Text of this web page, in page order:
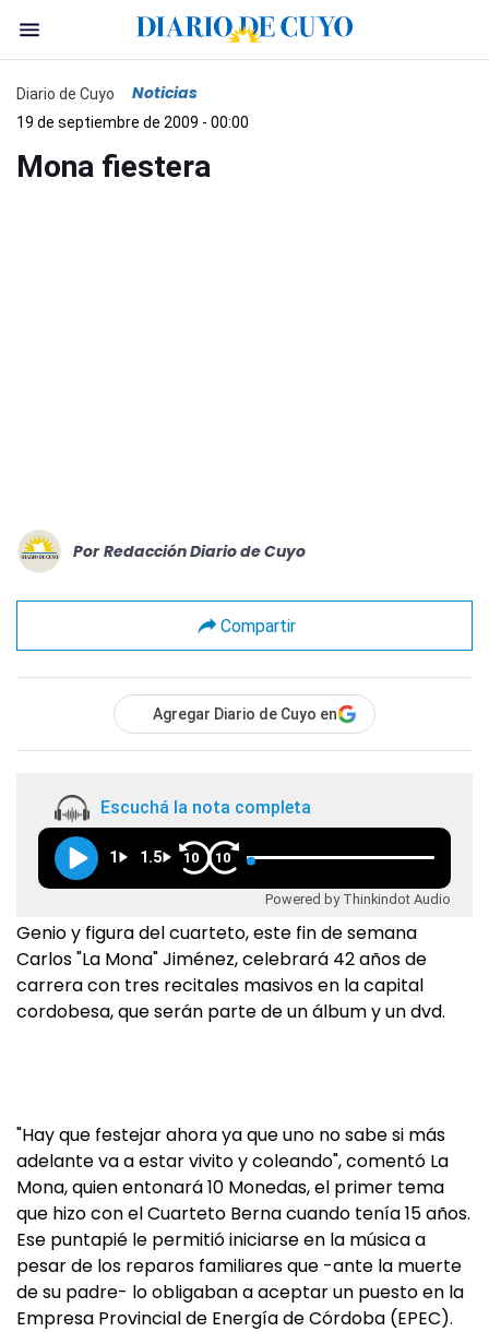
Diario de Cuyo Noticias
19 de septiembre de 2009 - 00:00
Mona fiestera
Por Redacción Diario de Cuyo
Compartir
Agregar Diario de Cuyo en
Escuchá la nota completa
1 1.5 10 10
Powered by Thinkindot Audio
Genio y figura del cuarteto, este fin de semana
Carlos "La Mona" Jiménez, celebrará 42 años de
carrera con tres recitales masivos en la capital
cordobesa, que serán parte de un álbum y un dvd.
"Hay que festejar ahora ya que uno no sabe si más
adelante va a estar vivito y coleando", comentó La
Mona, quien entonará 10 Monedas, el primer tema
que hizo con el Cuarteto Berna cuando tenía 15 años.
Ese puntapié le permitió iniciarse en la música a
pesar de los reparos familiares que -ante la muerte
de su padre- lo obligaban a aceptar un puesto en la
Empresa Provincial de Energía de Córdoba (EPEC).